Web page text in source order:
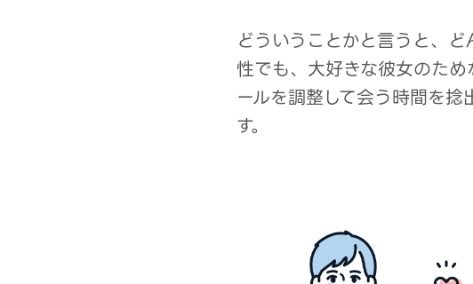
どういうことかと言うと、
性でも、大好きな彼女のた
ールを調整して会う時間を捻
す。